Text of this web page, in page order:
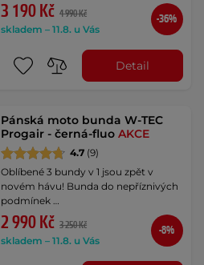
3 190 Kč 4 990 Kč
skladem – 11.8. u Vás
-36%
Detail
Pánská moto bunda W-TEC
Progair - černá-fluoAKCE
4.7 (9)
Oblíbené 3 bundy v 1 jsou zpět v
novém hávu! Bunda do nepříznivých
podmínek …
2 990 Kč 3 250 Kč
skladem – 11.8. u Vás
-8%